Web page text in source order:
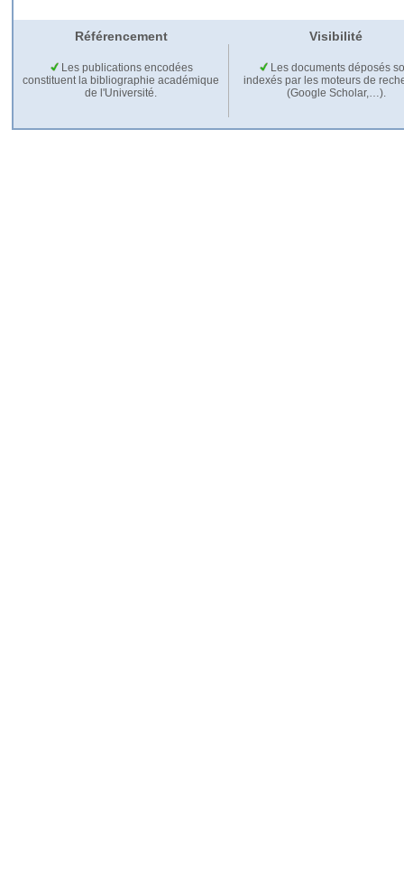
Référencement Visibilité
Les publications encodées
constituent la bibliographie académique
de l'Université.
Les documents déposés
indexés par les moteurs de
(Google Scholar,…).